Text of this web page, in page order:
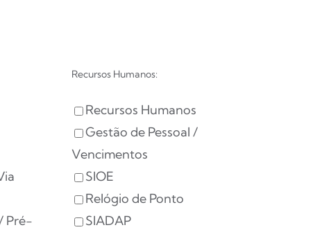
Pré-
Recursos Humanos:
Recursos Humanos
Gestão de Pessoal /
Vencimentos
SIOE
Relógio de Ponto
SIADAP